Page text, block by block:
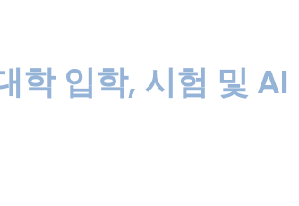
학 입학, 시험 및 AI